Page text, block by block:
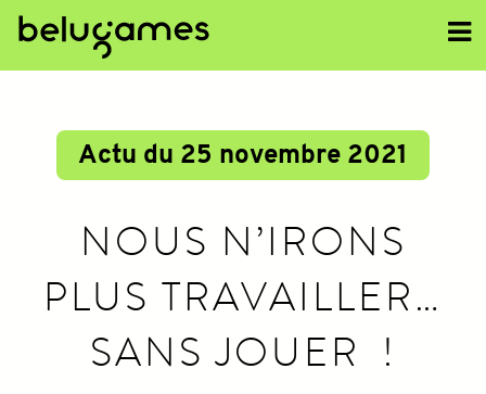
Actu du 25 novembre 2021
NOUS N’IRONS
PLUS TRAVAILLER…
SANS JOUER !